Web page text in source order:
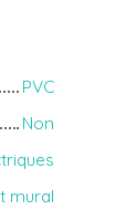
PVC
Non
mural